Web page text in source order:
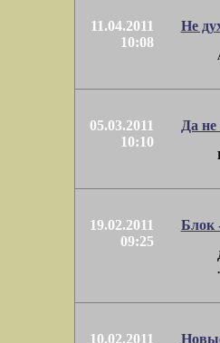
11.04.2011
10:08
Не
05.03.2011
10:10
Да не
19.02.2011
09:25
Блок
.
10.02.2011